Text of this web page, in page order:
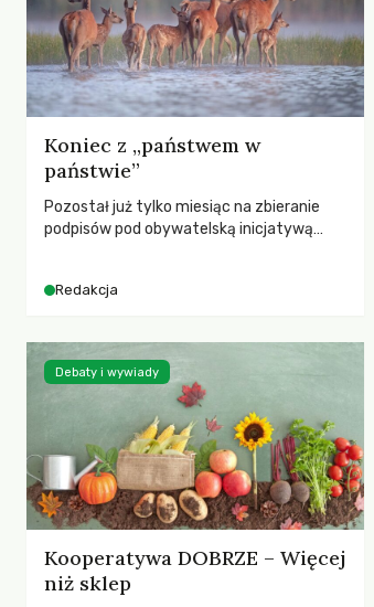
Koniec z „państwem w
państwie”
Pozostał już tylko miesiąc na zbieranie
podpisów pod obywatelską inicjatywą
pełną mobilizację, ponieważ projekt
rozwiązania dla przyrody i zwierząt,
radykalnie zmieniając dotychczasowy
paradygmat funkcjonowania łowiectwa w
Polsce.
Redakcja
Kooperatywa DOBRZE – Więcej
niż sklep
Debaty i wywiady